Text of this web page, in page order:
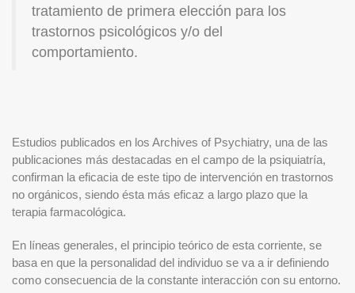
tratamiento de primera elección para los
trastornos psicológicos y/o del
comportamiento.
Estudios publicados en los Archives of Psychiatry, una de las
publicaciones más destacadas en el campo de la psiquiatría,
confirman la eficacia de este tipo de intervención en trastornos
no orgánicos, siendo ésta más eficaz a largo plazo que la
terapia farmacológica.
En líneas generales, el principio teórico de esta corriente, se
basa en que la personalidad del individuo se va a ir definiendo
como consecuencia de la constante interacción con su entorno.